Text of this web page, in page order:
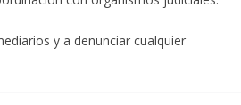
y a denunciar cualquier